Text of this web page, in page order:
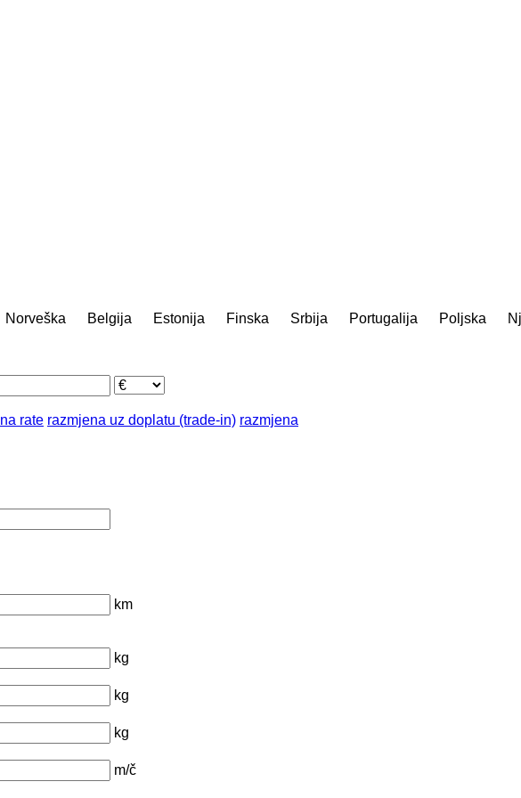
Norveška Belgija Estonija Finska Srbija Portugalija Poljska
na rate razmjena uz doplatu (trade-in) razmjena
km
kg
kg
kg
m/č